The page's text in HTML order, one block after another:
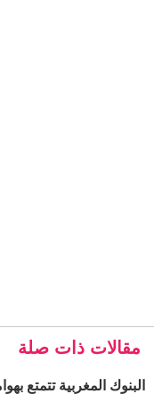
مقالات ذات صلة
البنوك المغربية تتمتع